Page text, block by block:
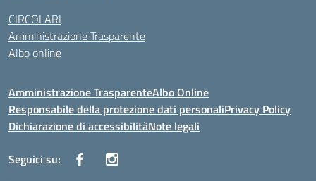
CIRCOLARI
Amministrazione Trasparente
Albo online
Amministrazione TrasparenteAlbo Online
Responsabile della protezione dati personaliPrivacy Policy
Dichiarazione di accessibilitàNote legali
Seguici su: